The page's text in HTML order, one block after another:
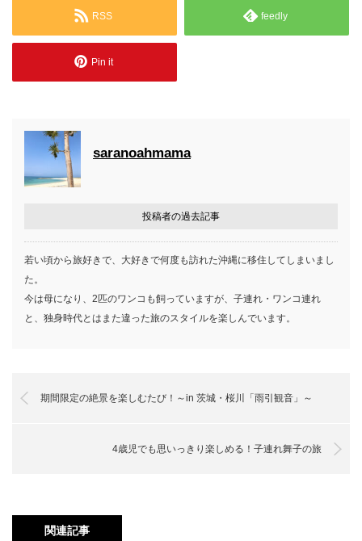
RSS feedly
Pin it
saranoahmama
投稿者の過去記事
若い頃から旅好きで、大好きで何度も訪れた沖縄に移住してしまいまし
た。
今は母になり、2匹のワンコも飼っていますが、子連れ・ワンコ連れ
と、独身時代とはまた違った旅のスタイルを楽しんでいます。
期間限定の絶景を楽しむたび！～in 茨城・桜川「雨引観音」～
4歳児でも思いっきり楽しめる！子連れ舞子の旅
関連記事